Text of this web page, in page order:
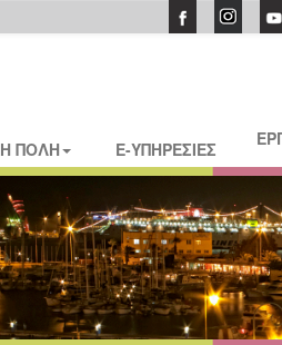
ΠΟΛΗ E-ΥΠΗΡΕΣΙΕΣ